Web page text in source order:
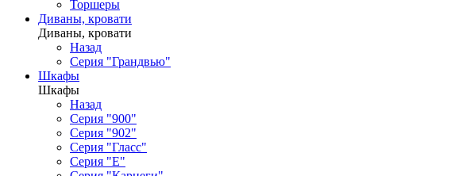
Торшеры
Диваны, кровати
Диваны, кровати
Назад
Серия "Грандвью"
Шкафы
Шкафы
Назад
Серия "900"
Серия "902"
Серия "Гласс"
Серия "Е"